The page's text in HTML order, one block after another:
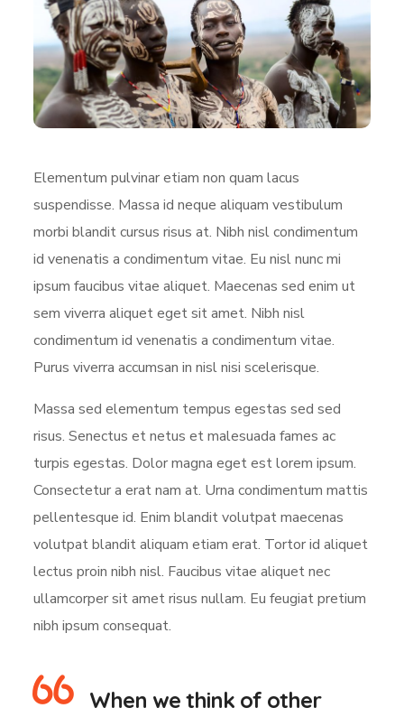
Elementum pulvinar etiam non quam lacus
suspendisse. Massa id neque aliquam vestibulum
morbi blandit cursus risus at. Nibh nisl condimentum
id venenatis a condimentum vitae. Eu nisl nunc mi
ipsum faucibus vitae aliquet. Maecenas sed enim ut
sem viverra aliquet eget sit amet. Nibh nisl
condimentum id venenatis a condimentum vitae.
Purus viverra accumsan in nisl nisi scelerisque.
Massa sed elementum tempus egestas sed sed
risus. Senectus et netus et malesuada fames ac
turpis egestas. Dolor magna eget est lorem ipsum.
Consectetur a erat nam at. Urna condimentum mattis
pellentesque id. Enim blandit volutpat maecenas
volutpat blandit aliquam etiam erat. Tortor id aliquet
lectus proin nibh nisl. Faucibus vitae aliquet nec
ullamcorper sit amet risus nullam. Eu feugiat pretium
nibh ipsum consequat.
When we think of other